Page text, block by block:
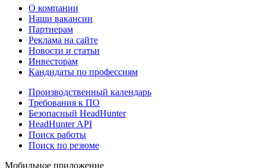
О компании
Наши вакансии
Партнерам
Реклама на сайте
Новости и статьи
Инвесторам
Кандидаты по профессиям
Производственный календарь
Требования к ПО
Безопасный HeadHunter
HeadHunter API
Поиск работы
Поиск по резюме
Мобильное приложение